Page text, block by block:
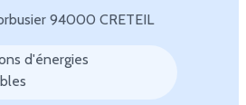
94000 CRETEIL
d'énergies